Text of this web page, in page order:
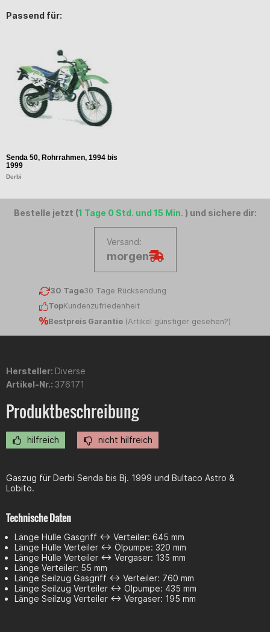
Passend für:
Senda 50, Rohrrahmen, 1994 bis
1999
Derbi
Bestelle jetzt (1 Tage 0 Std. und 15 Min. ) und sichere dir:
Versand:
morgen
30 Tage30 Tage Rücksendung
TopKundenzufriedenheit
Bestpreis Garantie (Artikel günstiger gesehen?)
Hersteller: Diverse
Artikel-Nr.: 376171
Produktbeschreibung
hilfreich nicht hilfreich
Gaszug für Derbi Senda bis Bj. 1999 und Bultaco Astro &
Lobito.
Technische Daten
Länge Hülle Gasgriff <-> Verteiler: 645 mm
Länge Hülle Verteiler <-> Ölpumpe: 320 mm
Länge Hülle Verteiler <-> Vergaser: 135 mm
Länge Verteiler: 55 mm
Länge Seilzug Gasgriff <-> Verteiler: 760 mm
Länge Seilzug Verteiler <-> Ölpumpe: 435 mm
Länge Seilzug Verteiler <-> Vergaser: 195 mm